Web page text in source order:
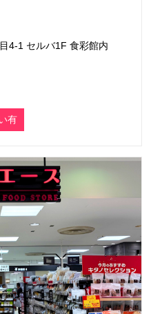
4-1 セルバ1F 食彩館内
有